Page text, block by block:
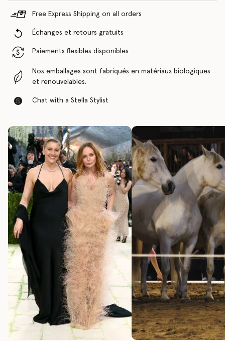
Free Express Shipping on all orders
Échanges et retours gratuits
Paiements flexibles disponibles
Nos emballages sont fabriqués en matériaux biologiques
et renouvelables.
Chat with a Stella Stylist